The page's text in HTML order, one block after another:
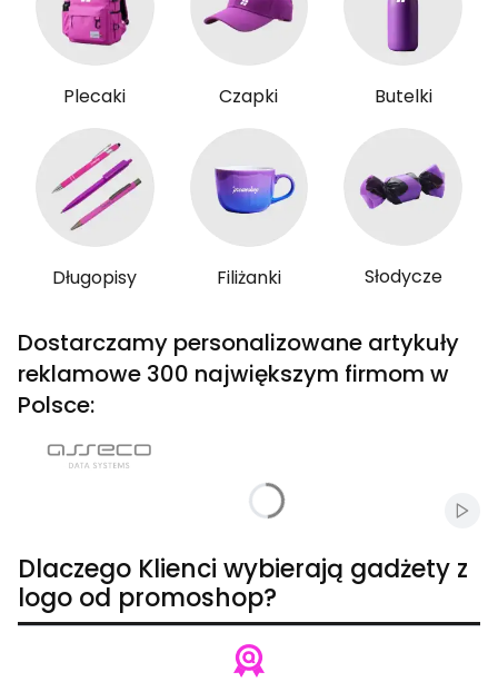
Plecaki Czapki Butelki
Długopisy Filiżanki Słodycze
Dostarczamy personalizowane artykuły
reklamowe 300 największym firmom w
Polsce:
Dlaczego Klienci wybierają gadżety z
logo od promoshop?